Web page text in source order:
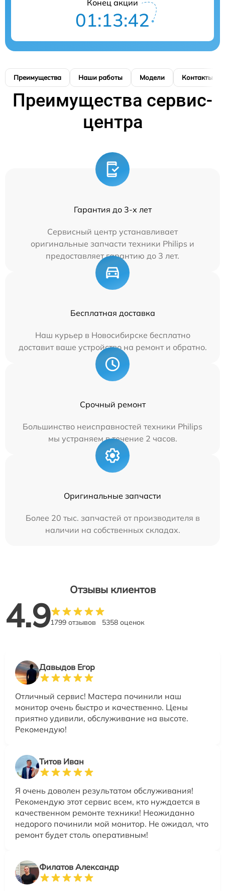
Конец акции
01:13:41
Преимущества Наши работы Модели Контакты
Преимущества сервис-
центра
Гарантия до 3-х лет
Сервисный центр устанавливает
оригинальные запчасти техники Philips и
предоставляет гарантию до 3 лет.
Бесплатная доставка
Наш курьер в Новосибирске бесплатно
доставит ваше устройство на ремонт и обратно.
Срочный ремонт
Большинство неисправностей техники Philips
мы устраняем в течение 2 часов.
Оригинальные запчасти
Более 20 тыс. запчастей от производителя в
наличии на собственных складах.
Отзывы клиентов
4.91799 отзывов 5358 оценок
Давыдов Егор
Отличный сервис! Мастера починили наш
монитор очень быстро и качественно. Цены
приятно удивили, обслуживание на высоте.
Рекомендую!
Титов Иван
Я очень доволен результатом обслуживания!
Рекомендую этот сервис всем, кто нуждается в
качественном ремонте техники! Неожиданно
недорого починили мой монитор. Не ожидал, что
ремонт будет столь оперативным!
Филатов Александр